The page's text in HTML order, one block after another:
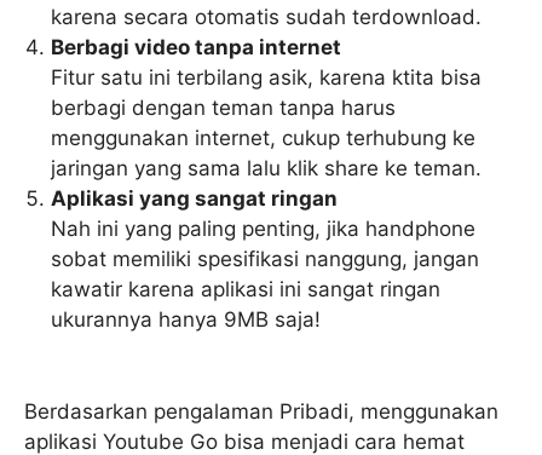
karena secara otomatis sudah terdownload.
Berbagi video tanpa internet
Fitur satu ini terbilang asik, karena ktita bisa
berbagi dengan teman tanpa harus
menggunakan internet, cukup terhubung ke
jaringan yang sama lalu klik share ke teman.
Aplikasi yang sangat ringan
Nah ini yang paling penting, jika handphone
sobat memiliki spesifikasi nanggung, jangan
kawatir karena aplikasi ini sangat ringan
ukurannya hanya 9MB saja!
Berdasarkan pengalaman Pribadi, menggunakan
aplikasi Youtube Go bisa menjadi cara hemat